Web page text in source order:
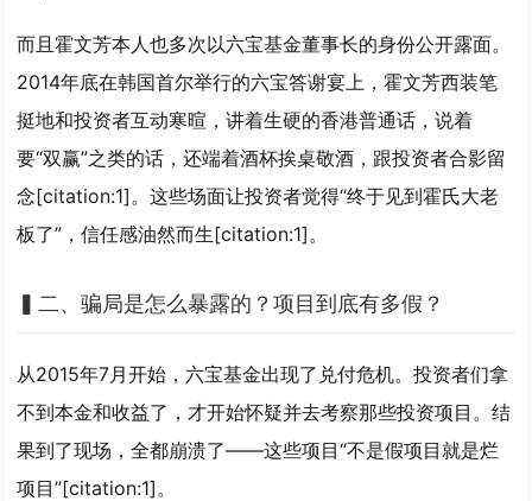
而且霍文芳本人也多次以六宝基金董事长的身份公开露面。
2014年底在韩国首尔举行的六宝答谢宴上，霍文芳西装笔
挺地和投资者互动寒暄，讲着生硬的香港普通话，说着
要“双赢”之类的话，还端着酒杯挨桌敬酒，跟投资者合影留
念[citation:1]。这些场面让投资者觉得“终于见到霍氏大老
板了”，信任感油然而生[citation:1]。
▍ 二、骗局是怎么暴露的？项目到底有多假？
从2015年7月开始，六宝基金出现了兑付危机。投资者们拿
不到本金和收益了，才开始怀疑并去考察那些投资项目。结
果到了现场，全都崩溃了——这些项目“不是假项目就是烂
项目”[citation:1]。